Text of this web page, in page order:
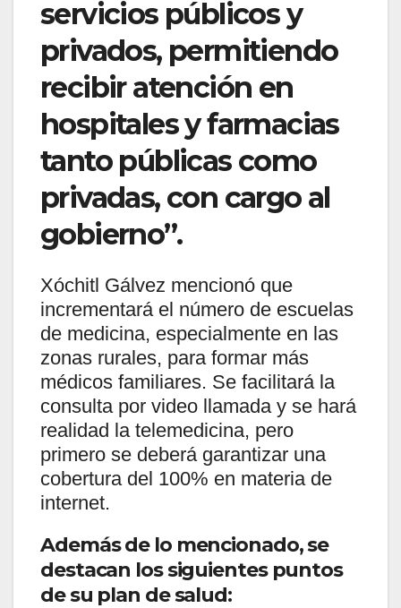
servicios públicos y
privados, permitiendo
recibir atención en
hospitales y farmacias
tanto públicas como
privadas, con cargo al
gobierno”.
Xóchitl Gálvez mencionó que
incrementará el número de escuelas
de medicina, especialmente en las
zonas rurales, para formar más
médicos familiares. Se facilitará la
consulta por video llamada y se hará
realidad la telemedicina, pero
primero se deberá garantizar una
cobertura del 100% en materia de
internet.
Además de lo mencionado, se
destacan los siguientes puntos
de su plan de salud: